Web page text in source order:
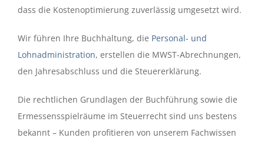
dass die Kostenoptimierung zuverlässig umgesetzt wird.
Wir führen Ihre Buchhaltung, die Personal- und
Lohnadministration, erstellen die MWST-Abrechnungen,
den Jahresabschluss und die Steuererklärung.
Die rechtlichen Grundlagen der Buchführung sowie die
Ermessensspielräume im Steuerrecht sind uns bestens
bekannt – Kunden profitieren von unserem Fachwissen